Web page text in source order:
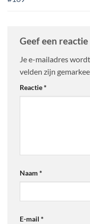
Geef een reactie
Je e-mailadres
velden zijn
Reactie*
Naam *
E-mail *